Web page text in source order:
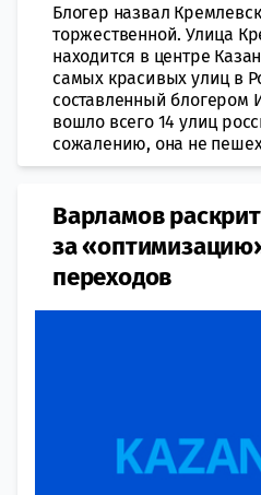
Блогер назвал
торжественной. Улица
находится в центре
самых красивых улиц в
составленный
вошло всего 14 улиц
сожалению, она не
Варламов
за
переходов